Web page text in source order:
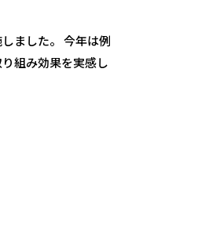
ました。 今年は例
組み効果を実感し